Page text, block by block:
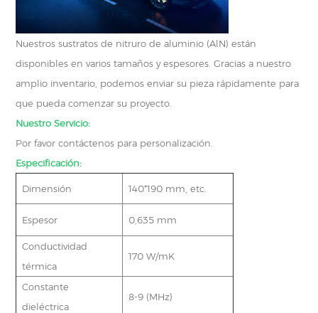
Nuestros sustratos de nitruro de aluminio (AlN) están
disponibles en varios tamaños y espesores. Gracias a nuestro
amplio inventario, podemos enviar su pieza rápidamente para
que pueda comenzar su proyecto.
Nuestro Servicio:
Por favor contáctenos para personalización.
Especificación:
Dimensión 140*190 mm, etc.
Espesor 0,635 mm
Conductividad
térmica
170 W/mK
Constante
dieléctrica
8-9 (MHz)